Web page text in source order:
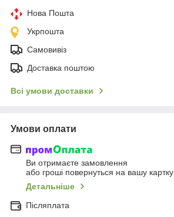
Нова Пошта
Укрпошта
Самовивіз
Доставка поштою
Всі умови доставки
Умови оплати
Ви отримаєте замовлення
або гроші повернуться на вашу картку
Детальніше
Післяплата